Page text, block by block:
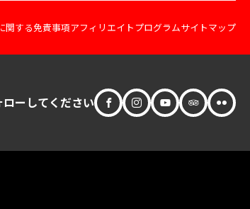
関する免責事項アフィリエイトプログラムサイトマップ
ローしてください